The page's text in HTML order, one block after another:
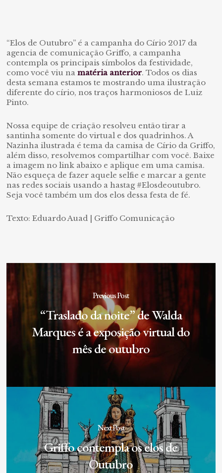
“Elos de Outubro” é a campanha do Círio 2017 da
agencia de comunicação Griffo, a campanha
contempla os principais símbolos da festividade,
como você viu namatéria anterior. Todos os dias
desta semana estamos te mostrando uma ilustração
diferente do círio, nos traços harmoniosos de Luiz
Pinto.
Nossa equipe de criação resolveu então tirar a
santinha somente do virtual e dos quadrinhos. A
Nazinha ilustrada é tema da camisa de Círio da Griffo,
além disso, resolvemos compartilhar com você. Baixe
a imagem no link abaixo e aplique em uma camisa.
Não esqueça de fazer aquele selfie e marcar a gente
nas redes sociais usando a hastag #Elosdeoutubro.
Seja você também um dos elos dessa festa de fé.
Texto: Eduardo Auad | Griffo Comunicação
Previous Post
“Traslado da noite” de Walda
Marques é a exposição virtual do
mês de outubro
Next Post
Griffo contempla os elos de
Outubro